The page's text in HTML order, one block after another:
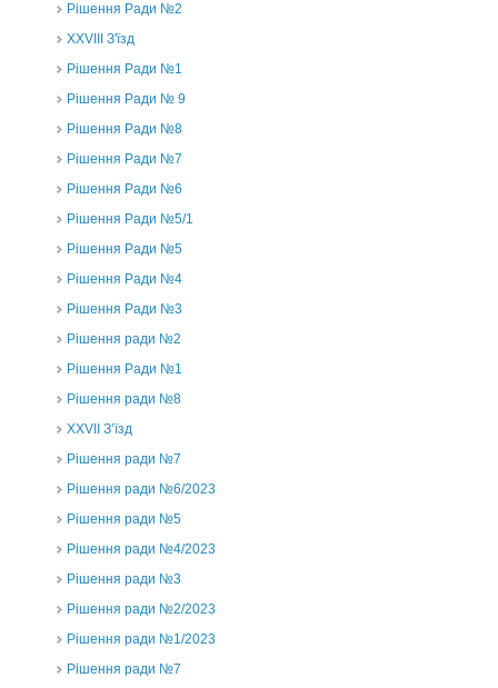
Рішення Ради №2
XXVIII З'їзд
Рішення Ради №1
Рішення Ради № 9
Рішення Ради №8
Рішення Ради №7
Рішення Ради №6
Рішення Ради №5/1
Рішення Ради №5
Рішення Ради №4
Рішення Ради №3
Рішення ради №2
Рішення Ради №1
Рішення ради №8
ХХVII З’їзд
Рішення ради №7
Рішення ради №6/2023
Рішення ради №5
Рішення ради №4/2023
Рішення ради №3
Рішення ради №2/2023
Рішення ради №1/2023
Рішення ради №7